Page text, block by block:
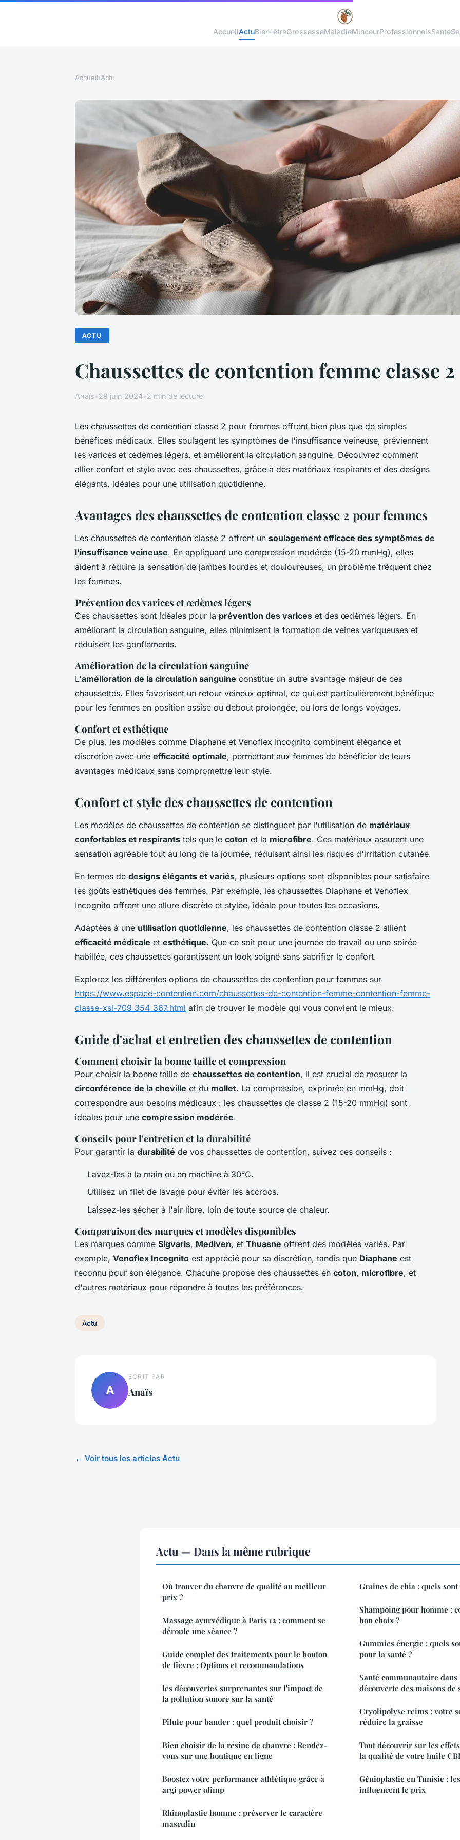
AccueilActuBien-êtreGrossesseMaladieMinceurProfessionnelsSanté
Accueil›Actu
ACTU
Chaussettes de contention femme classe
Anaïs•29 juin 2024•2 min de lecture
Les chaussettes de contention classe 2 pour femmes offrent bien plus que de simples
bénéfices médicaux. Elles soulagent les symptômes de l'insuffisance veineuse, préviennent
les varices et œdèmes légers, et améliorent la circulation sanguine. Découvrez comment
allier confort et style avec ces chaussettes, grâce à des matériaux respirants et des designs
élégants, idéales pour une utilisation quotidienne.
Avantages des chaussettes de contention classe 2 pour femmes
Les chaussettes de contention classe 2 offrent un soulagement efficace des symptômes de
l'insuffisance veineuse. En appliquant une compression modérée (15-20 mmHg), elles
aident à réduire la sensation de jambes lourdes et douloureuses, un problème fréquent chez
les femmes.
Prévention des varices et œdèmes légers
Ces chaussettes sont idéales pour la prévention des varices et des œdèmes légers. En
améliorant la circulation sanguine, elles minimisent la formation de veines variqueuses et
réduisent les gonflements.
Amélioration de la circulation sanguine
L'amélioration de la circulation sanguine constitue un autre avantage majeur de ces
chaussettes. Elles favorisent un retour veineux optimal, ce qui est particulièrement bénéfique
pour les femmes en position assise ou debout prolongée, ou lors de longs voyages.
Confort et esthétique
De plus, les modèles comme Diaphane et Venoflex Incognito combinent élégance et
discrétion avec une efficacité optimale, permettant aux femmes de bénéficier de leurs
avantages médicaux sans compromettre leur style.
Confort et style des chaussettes de contention
Les modèles de chaussettes de contention se distinguent par l'utilisation de matériaux
confortables et respirants tels que le coton et la microfibre. Ces matériaux assurent une
sensation agréable tout au long de la journée, réduisant ainsi les risques d'irritation cutanée.
En termes de designs élégants et variés, plusieurs options sont disponibles pour satisfaire
les goûts esthétiques des femmes. Par exemple, les chaussettes Diaphane et Venoflex
Incognito offrent une allure discrète et stylée, idéale pour toutes les occasions.
Adaptées à une utilisation quotidienne, les chaussettes de contention classe 2 allient
efficacité médicale et esthétique. Que ce soit pour une journée de travail ou une soirée
habillée, ces chaussettes garantissent un look soigné sans sacrifier le confort.
Explorez les différentes options de chaussettes de contention pour femmes sur
https://www.espace-contention.com/chaussettes-de-contention-femme-contention-femme-
classe-xsl-709_354_367.html afin de trouver le modèle qui vous convient le mieux.
Guide d'achat et entretien des chaussettes de contention
Comment choisir la bonne taille et compression
Pour choisir la bonne taille de chaussettes de contention, il est crucial de mesurer la
circonférence de la cheville et du mollet. La compression, exprimée en mmHg, doit
correspondre aux besoins médicaux : les chaussettes de classe 2 (15-20 mmHg) sont
idéales pour une compression modérée.
Conseils pour l'entretien et la durabilité
Pour garantir la durabilité de vos chaussettes de contention, suivez ces conseils :
Lavez-les à la main ou en machine à 30°C.
Utilisez un filet de lavage pour éviter les accrocs.
Laissez-les sécher à l'air libre, loin de toute source de chaleur.
Comparaison des marques et modèles disponibles
Les marques comme Sigvaris, Mediven, et Thuasne offrent des modèles variés. Par
exemple, Venoflex Incognito est apprécié pour sa discrétion, tandis que Diaphane est
reconnu pour son élégance. Chacune propose des chaussettes en coton, microfibre, et
d'autres matériaux pour répondre à toutes les préférences.
Actu
A
ECRIT PAR
Anaïs
← Voir tous les articles Actu
Actu — Dans la même rubrique
Où trouver du chanvre de qualité au meilleur
prix ?
Massage ayurvédique à Paris 12 : comment se
déroule une séance ?
Guide complet des traitements pour le bouton
de fièvre : Options et recommandations
les découvertes surprenantes sur l'impact de
la pollution sonore sur la santé
Pilule pour bander : quel produit choisir ?
Bien choisir de la résine de chanvre : Rendez-
vous sur une boutique en ligne
Boostez votre performance athlétique grâce à
argi power olimp
Rhinoplastie homme : préserver le caractère
masculin
Graines de chia : quels
Shampoing pour homme :
bon choix ?
Gummies énergie : quels
pour la santé ?
Santé communautaire dans
découverte des maisons de
Cryolipolyse reims : votre
réduire la graisse
Tout découvrir sur les
la qualité de votre huile
Génioplastie en Tunisie :
influencent le prix